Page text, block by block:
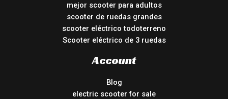
mejor scooter para adultos
scooter de ruedas grandes
scooter eléctrico todoterreno
Scooter eléctrico de 3 ruedas
Account
Blog
electric scooter for sale